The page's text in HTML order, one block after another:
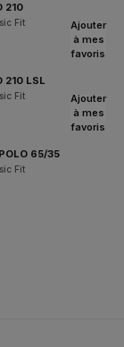
210
Fit
Ajouter
à mes
favoris
210 LSL
Fit
Ajouter
à mes
favoris
65/35
Fit